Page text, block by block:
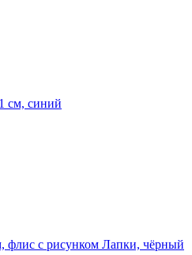
см, синий
флис с рисунком Лапки, чёрный